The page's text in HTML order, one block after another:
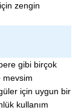
zengin
gibi birçok
mevsim
için uygun bir
kullanım